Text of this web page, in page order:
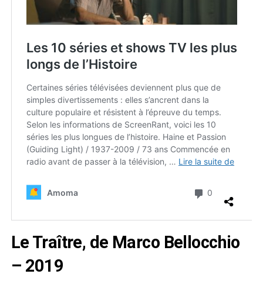
Le Traître, de Marco Bellocchio
– 2019